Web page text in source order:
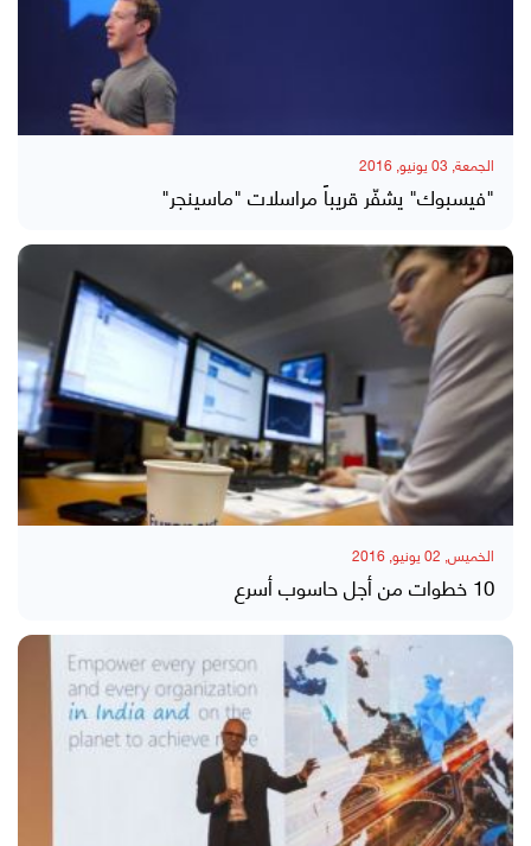
الجمعة, 03 يونيو, 2016
"فيسبوك" يشفّر قريباً مراسلات "ماسينجر"
الخميس, 02 يونيو, 2016
10 خطوات من أجل حاسوب أسرع